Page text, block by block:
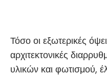
Τόσο οι εξωτερικές
αρχιτεκτονικές
υλικών και φωτισμού,